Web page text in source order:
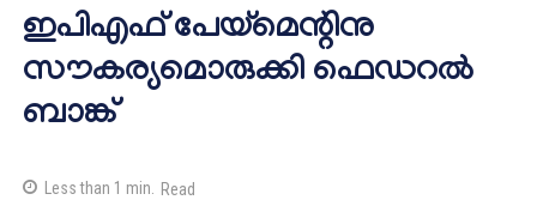
ഇപിഎഫ് പേയ്‌മെന്റിനു
സൗകര്യമൊരുക്കി ഫെഡറൽ
ബാങ്ക്
Less than 1 min. Read